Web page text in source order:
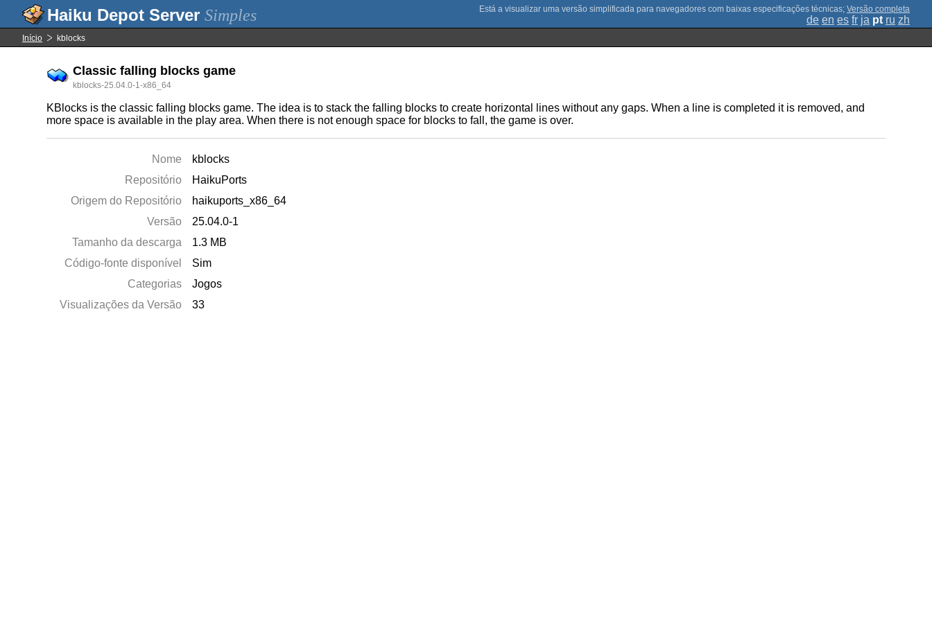
Simples ; Versão completa
de en es fr ja pt ru zh
Início kblocks
Classic falling blocks game
kblocks-25.04.0-1-x86_64
KBlocks is the classic falling blocks game. The idea is to stack the falling blocks to create horizontal lines without any gaps. When a line is completed it is removed, and
more space is available in the play area. When there is not enough space for blocks to fall, the game is over.
Nome
kblocks
Repositório
HaikuPorts
Origem do Repositório
haikuports_x86_64
Versão
25.04.0-1
Tamanho da descarga
1.3 MB
Código-fonte disponível
Sim
Categorias
Jogos
Visualizações da Versão
33